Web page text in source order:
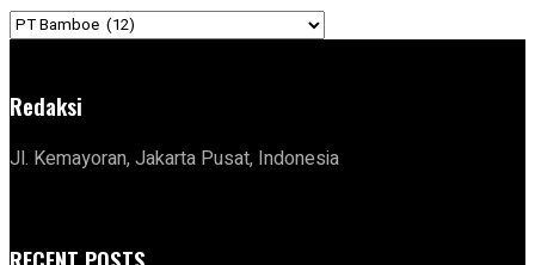
Browse
Redaksi
Jl. Kemayoran, Jakarta Pusat, Indonesia